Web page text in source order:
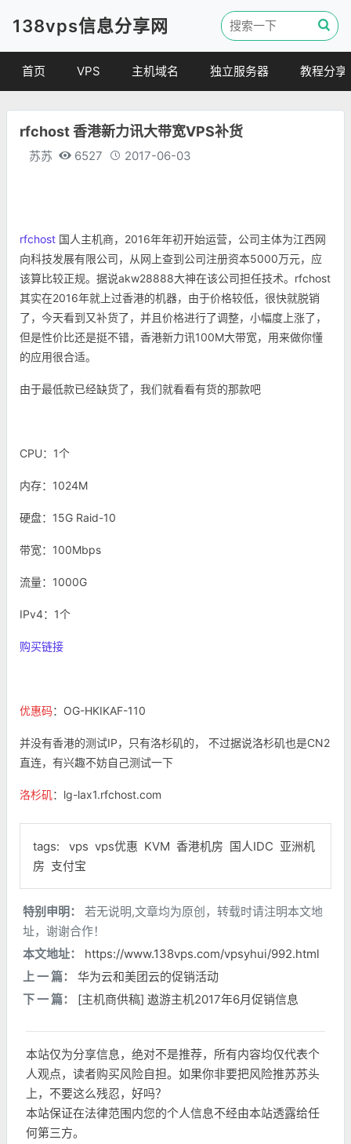
138vps信息分享网
首页 VPS
便宜VPS
VPS评测
主机域名
虚拟主机
独立服务器 教程分享
rfchost 香港新力讯大带宽VPS补货
苏苏 6527 2017-06-03
rfchost 国人主机商，2016年年初开始运营，公司主体为江西网
向科技发展有限公司，从网上查到公司注册资本5000万元，应
该算比较正规。据说akw28888大神在该公司担任技术。rfchost
其实在2016年就上过香港的机器，由于价格较低，很快就脱销
了，今天看到又补货了，并且价格进行了调整，小幅度上涨了，
但是性价比还是挺不错，香港新力讯100M大带宽，用来做你懂
的应用很合适。
由于最低款已经缺货了，我们就看看有货的那款吧
CPU：1个
内存：1024M
硬盘：15G Raid-10
带宽：100Mbps
流量：1000G
IPv4：1个
购买链接
优惠码：OG-HKIKAF-110
并没有香港的测试IP，只有洛杉矶的， 不过据说洛杉矶也是CN2
直连，有兴趣不妨自己测试一下
洛杉矶：lg-lax1.rfchost.com
tags: vps vps优惠 KVM 香港机房 国人IDC 亚洲机
房 支付宝
特别申明：
若无说明,文章均为原创，转载时请注明本文地
址，谢谢合作！
本文地址：
https://www.138vps.com/vpsyhui/992.html
上 一 篇：
华为云和美团云的促销活动
下 一 篇：
[主机商供稿] 遨游主机2017年6月促销信息
本站仅为分享信息，绝对不是推荐，所有内容均仅代表个
人观点，读者购买风险自担。如果你非要把风险推苏苏头
上，不要这么残忍，好吗？
本站保证在法律范围内您的个人信息不经由本站透露给任
何第三方。